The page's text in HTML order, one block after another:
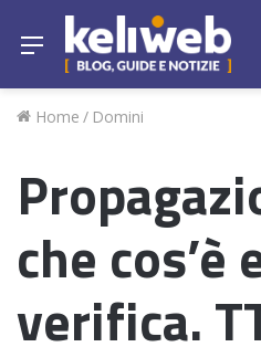
Menu
Home / Domini
che cos’è
verifica.